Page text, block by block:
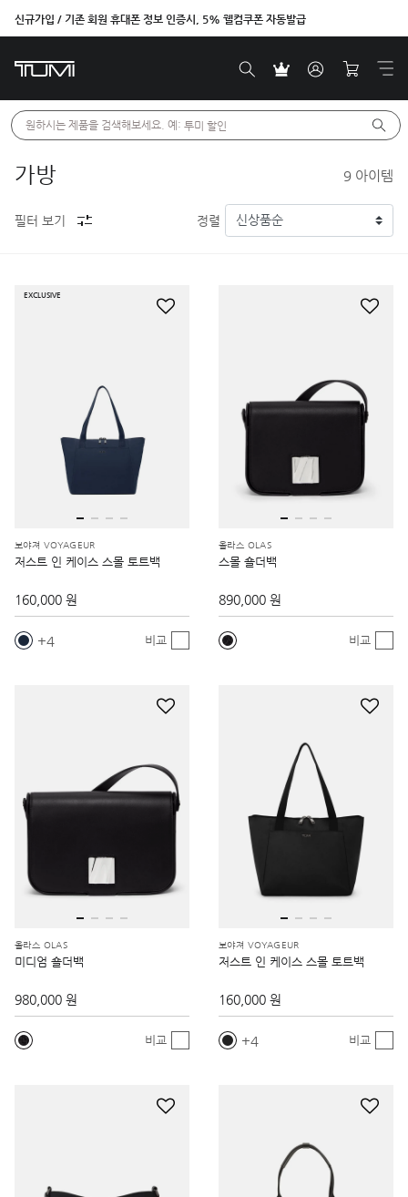
신규가입 / 기존 회원 휴대폰 정보 인증시, 5% 웰컴쿠폰 자동발급
벤트라 컬렉션을 온라인에서만 단독으로 만나보세요.
원하시는 제품을 검색해보세요. 예: 투미 할인
가방 9 아이템
필터 보기 정렬
EXCLUSIVE
보야져 VOYAGEUR
저스트 인 케이스 스몰 토트백
160,000 원
4 비교
올라스 OLAS
스몰 숄더백
890,000 원
비교
올라스 OLAS
미디엄 숄더백
980,000 원
비교
보야져 VOYAGEUR
저스트 인 케이스 스몰 토트백
160,000 원
4 비교